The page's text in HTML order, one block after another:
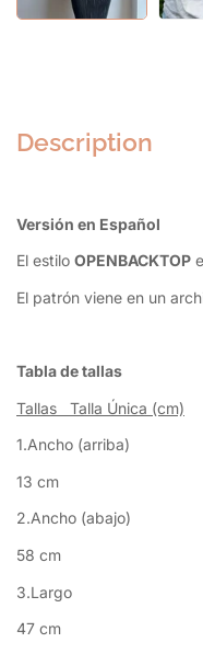
Description
Versión en Español
El estilo OPENBACKTOP
El patrón viene en un
Tabla de tallas
Tallas Talla Única (cm)
1.Ancho
13 cm
2.Ancho
58 cm
47 cm